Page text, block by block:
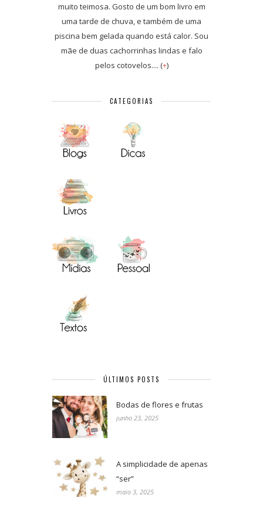
muito teimosa. Gosto de um bom livro em
uma tarde de chuva, e também de uma
piscina bem gelada quando está calor. Sou
mãe de duas cachorrinhas lindas e falo
pelos cotovelos.... (+)
CATEGORIAS
ÚLTIMOS POSTS
Bodas de flores e frutas
junho 23, 2025
A simplicidade de apenas
“ser”
maio 3, 2025